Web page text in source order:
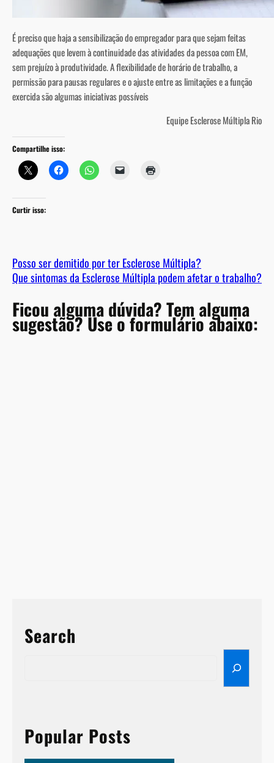
É preciso que haja a sensibilização do empregador para que sejam feitas
adequações que levem à continuidade das atividades da pessoa com EM,
sem prejuízo à produtividade. A flexibilidade de horário de trabalho, a
permissão para pausas regulares e o ajuste entre as limitações e a função
exercida são algumas iniciativas possíveis
Equipe Esclerose Múltipla Rio
Compartilhe isso:
Curtir isso:
Posso ser demitido por ter Esclerose Múltipla?
Que sintomas da Esclerose Múltipla podem afetar o trabalho?
Ficou alguma dúvida? Tem alguma
sugestão? Use o formulário abaixo:
Search
h
Popular Posts